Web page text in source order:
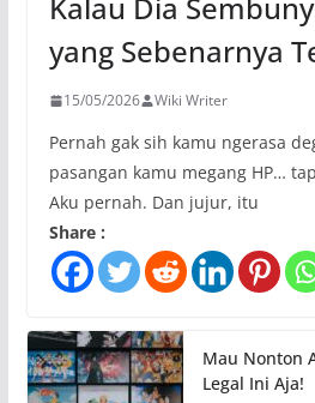
Kalau Dia
yang Sebenarnya
15/05/2026 Wiki Writer
Pernah gak sih kamu ngerasa
pasangan kamu megang HP…
Aku pernah. Dan jujur, itu
Share :
Mau Nonton
Legal Ini Aja!